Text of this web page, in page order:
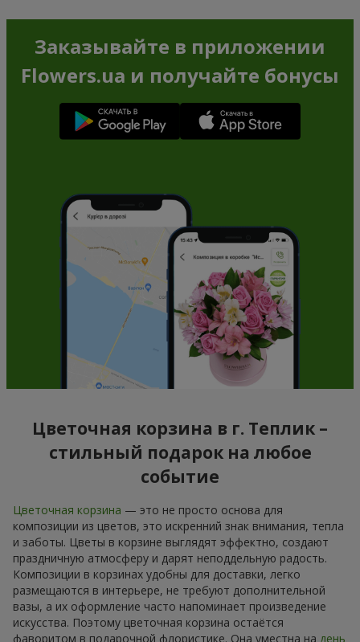
Заказывайте в приложении
Flowers.ua и получайте бонусы
Цветочная корзина в г. Теплик –
стильный подарок на любое
событие
Цветочная корзина — это не просто основа для
композиции из цветов, это искренний знак внимания, тепла
и заботы. Цветы в корзине выглядят эффектно, создают
праздничную атмосферу и дарят неподдельную радость.
Композиции в корзинах удобны для доставки, легко
размещаются в интерьере, не требуют дополнительной
вазы, а их оформление часто напоминает произведение
искусства. Поэтому цветочная корзина остаётся
фаворитом в подарочной флористике. Она уместна на день